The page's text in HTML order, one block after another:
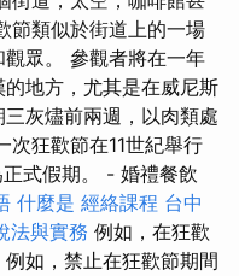
節類似於街道上的一場
眾。 參觀者將在一年
地方，尤其是在威尼斯
灰燼前兩週，以肉類處
次狂歡節在11世紀舉行
式假期。 - 婚禮餐飲
什麼是 經絡課程 台中
法與實務 例如，在狂歡
如，禁止在狂歡節期間